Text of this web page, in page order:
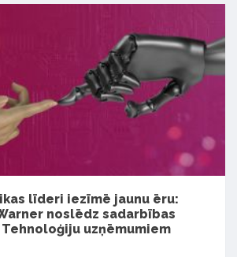
līderi iezīmē jaunu ēru:
noslēdz sadarbības
uzņēmumiem